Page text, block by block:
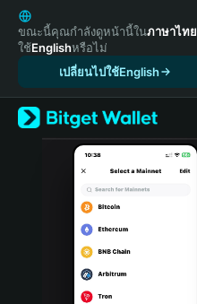
English
日本語
Tiếng Việt
Español (Latinoamérica)
Türkçe
Italiano
Português (Portugal)
Bahasa Indonesia
ขณะนี้คุณกำลังดูหน้านี้ในภาษาไทย
ใช้Englishหรือไม่
เปลี่ยนไปใช้English